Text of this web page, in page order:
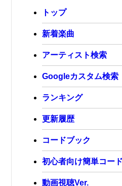
トップ
新着楽曲
アーティスト検索
Googleカスタム検索
ランキング
更新履歴
コードブック
初心者向け簡単コー
動画視聴Ver.